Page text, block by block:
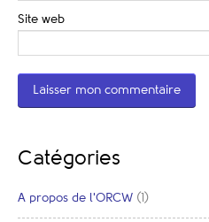
Site web
Catégories
A propos de l'ORCW (1)